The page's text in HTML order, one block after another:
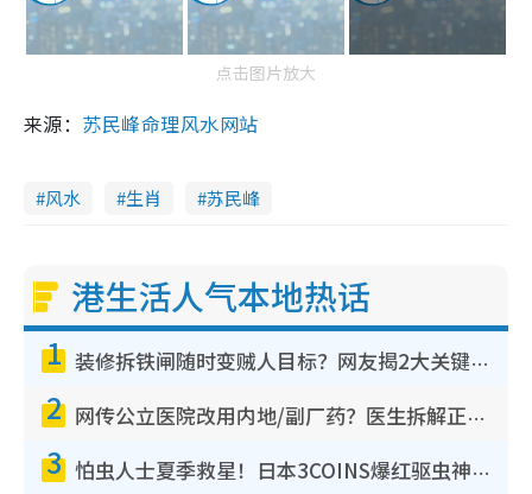
点击图片放大
来源： 苏民峰命理风水网站
风水 生肖 苏民峰
港生活人气本地热话
1 装修拆铁闸随时变贼人目标？网友揭2大关键用途：装新款等于白装？附新旧铁闸分别
2 网传公立医院改用内地/副厂药？医生拆解正副厂分别，揭4类人换药随时出事
3 怕虫人士夏季救星！日本3COINS爆红驱虫神器$45起 1招“全程免触碰”轻松搞定小强